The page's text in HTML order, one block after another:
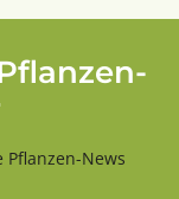
News